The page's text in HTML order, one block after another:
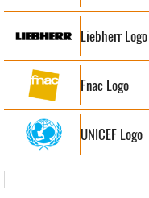
Liebherr Logo
Fnac Logo
UNICEF Logo